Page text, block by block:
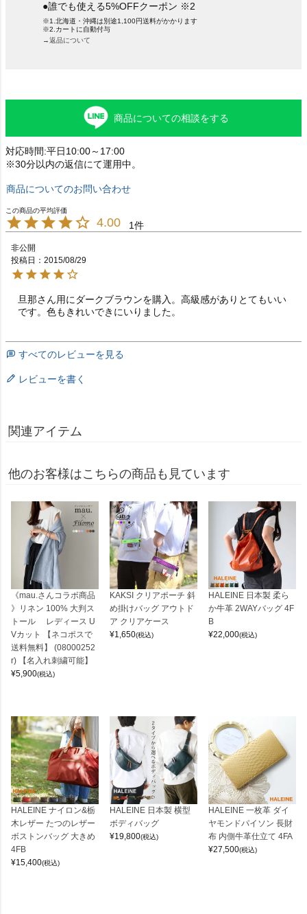
●誰でも使える5%OFFクーポン ※2
※1.北海道・沖縄は別途1,100円送料がかかります
※2.カートに自動付与
→返品について
商品についての相談をする
対応時間:平日10:00～17:00
※30分以内の返信にて運用中。
商品についてのお問い合わせ
4.00 1
非公開
投稿日
2015/08/29
旦那さん用にダークブラウンを購入。高級感がありとてもいい
です。色もきれいできにいりました。
すべてのレビューを見る
レビューを書く
関連アイテム
他のお客様はこちらの商品も見ています
《mau.さんコラボ商品
》リネン 100% 大判ス
トール レディース U
Vカット 【ネコポスで
送料無料】 (08000252
r) 【名入れ刺繍可能】
¥5,900(税込)
KAKSI クリアポーチ 斜
め掛けバッグ アウトド
ア クリアケース
¥1,650(税込)
HALEINE 日本製 柔ら
か牛革 2WAYバッグ 4F
B
¥22,000(税込)
HALEINE ナイロン&栃
木レザー たつのレザー
ボストンバッグ 大きめ
4FB
¥15,400(税込)
HALEINE 日本製 横型
ボディバッグ
¥19,800(税込)
HALEINE 一枚革 ダイ
ヤモンドパイソン 長財
布 内側牛革仕立て 4FA
¥27,500(税込)